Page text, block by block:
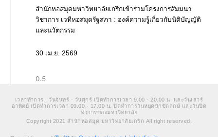
สำนักหอสมุดมหาวิทยาลัยเกริกเข้าร่วมโครงการสัมมนา
วิชาการ เวทีหอสมุดรัฐสภา : องค์ความรู้เกี่ยวกับนิติบัญญัติ
และนวัตกรรม
30 เม.ย. 2569
เวลาทำการ : วันจันทร์ - วันศุกร์ เปิดทำการเวลา 9.00 - 20.00 น. และวันเสาร์
อาทิตย์ เปิดทำการเวลา 09.00 - 17.00 น. ปิดทำการวันหยุดนักขัตฤกษ์ และวันปิด
ทำการของมหาวิทยาลัย
Copyright 2021 สำนักหอสมุด มหาวิทยาลัยเกริก All right reserved.